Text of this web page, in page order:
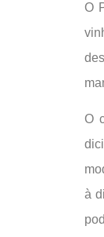
O
O
à